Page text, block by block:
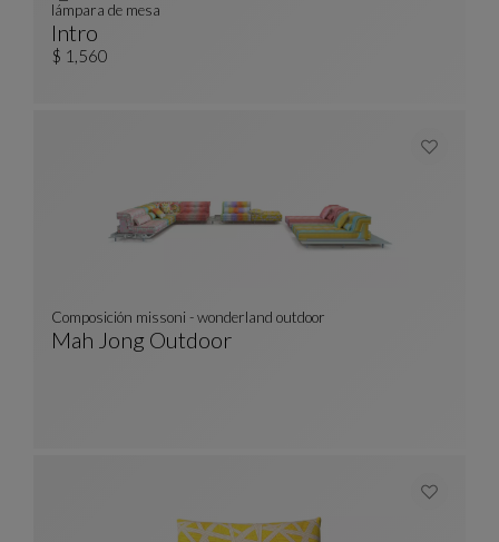
Intro
Lámpara De Mesa
Ver Descripción Completa
lámpara de mesa
$ 1,560
Mah Jong Outdoor
Composición missoni - wonderland outdoor